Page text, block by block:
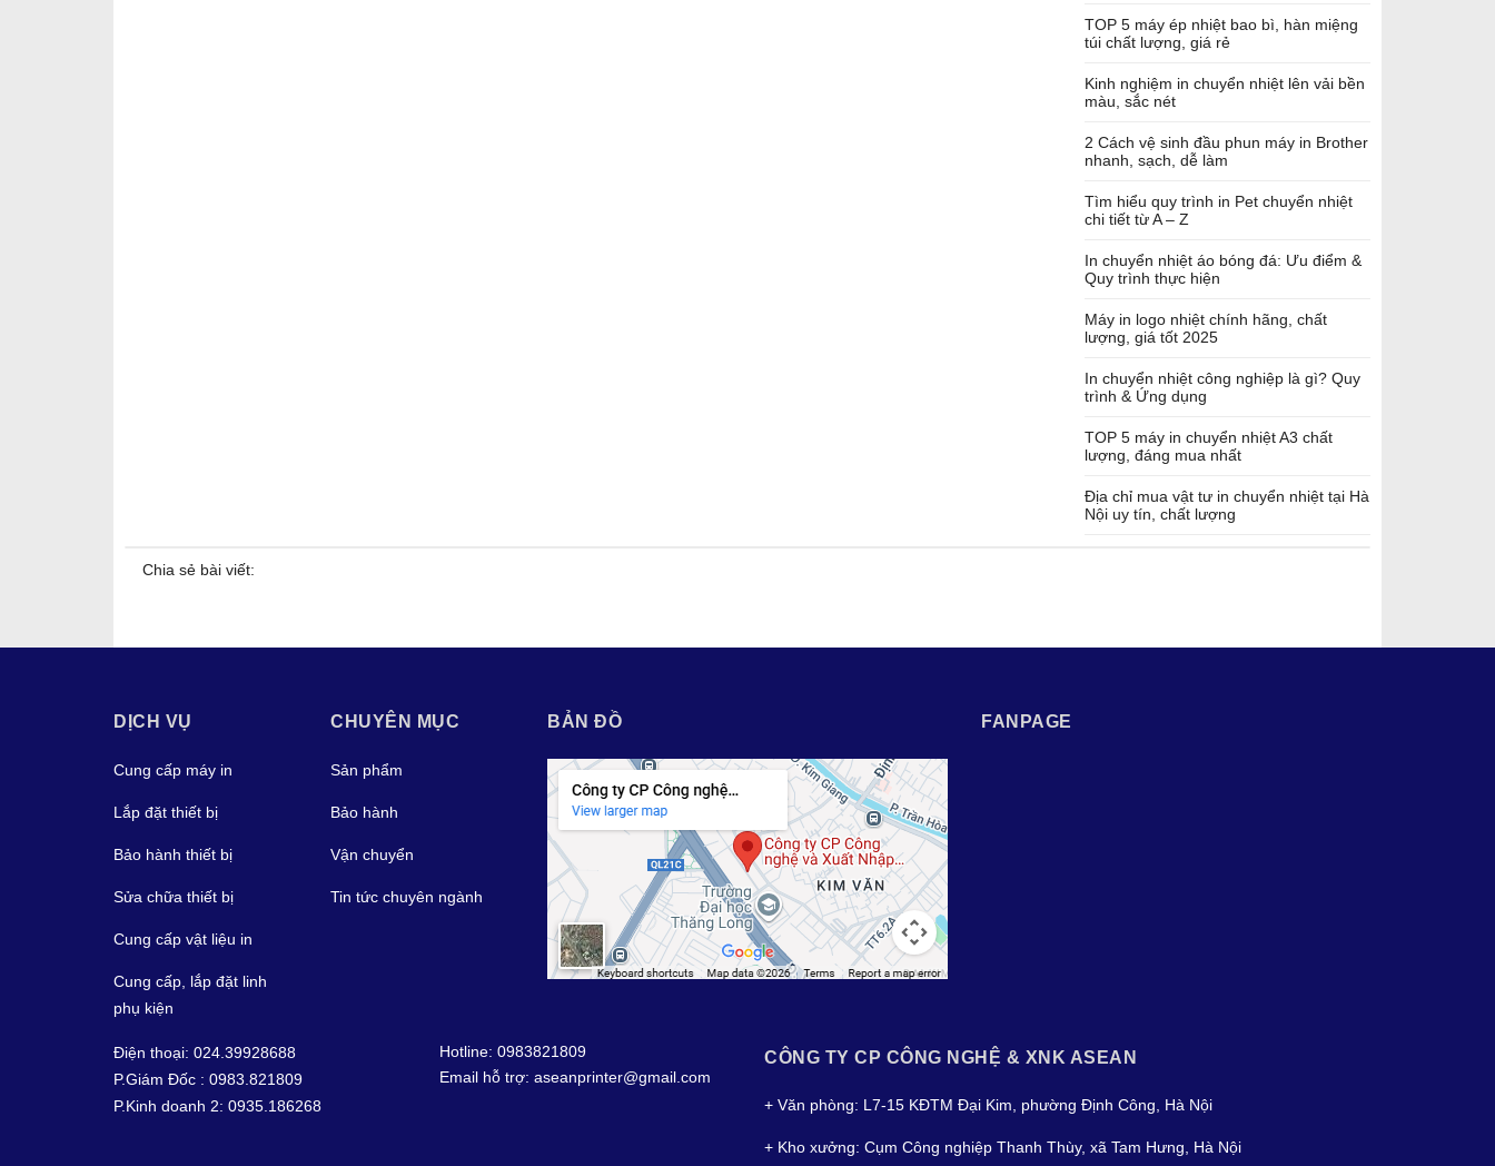
TOP 5 máy ép nhiệt bao bì, hàn miệng
túi chất lượng, giá rẻ
Kinh nghiệm in chuyển nhiệt lên vải bền
màu, sắc nét
2 Cách vệ sinh đầu phun máy in Brother
nhanh, sạch, dễ làm
Tìm hiểu quy trình in Pet chuyển nhiệt
chi tiết từ A – Z
In chuyển nhiệt áo bóng đá: Ưu điểm &
Quy trình thực hiện
Máy in logo nhiệt chính hãng, chất
lượng, giá tốt 2025
In chuyển nhiệt công nghiệp là gì? Quy
trình & Ứng dụng
TOP 5 máy in chuyển nhiệt A3 chất
lượng, đáng mua nhất
Địa chỉ mua vật tư in chuyển nhiệt tại Hà
Nội uy tín, chất lượng
Chia sẻ bài viết:
DỊCH VỤ
Cung cấp máy in
Lắp đặt thiết bị
Bảo hành thiết bị
Sửa chữa thiết bị
Cung cấp vật liệu in
Cung cấp, lắp đặt linh
phụ kiện
CHUYÊN MỤC
Sản phẩm
Bảo hành
Vận chuyển
Tin tức chuyên ngành
BẢN ĐỒ FANPAGE
Điện thoại: 024.39928688
P.Giám Đốc : 0983.821809
P.Kinh doanh 2: 0935.186268
Hotline: 0983821809
Email hỗ trợ: aseanprinter@gmail.com
CÔNG TY CP CÔNG NGHỆ & XNK ASEAN
+ Văn phòng: L7-15 KĐTM Đại Kim, phường Định Công, Hà Nội
+ Kho xưởng: Cụm Công nghiệp Thanh Thùy, xã Tam Hưng, Hà Nội